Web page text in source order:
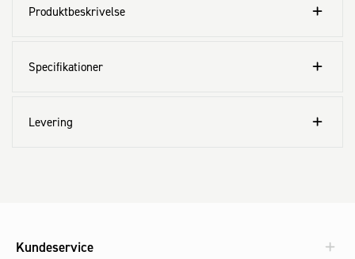
Produktbeskrivelse
Specifikationer
Levering
Kundeservice